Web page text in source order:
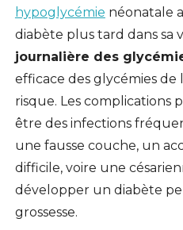
hypoglycémie néonatale
diabète plus tard dans sa
journalière des
efficace des glycémies de
risque. Les complications
être des infections
une fausse couche, un
difficile, voire une
développer un diabète
grossesse.